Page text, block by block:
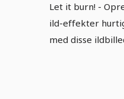
Let it burn! -
ild-effekter
med disse